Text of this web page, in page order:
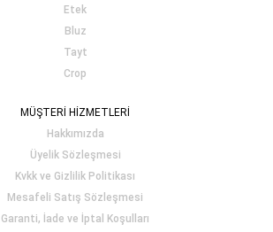
Etek
Bluz
Tayt
Crop
MÜŞTERİ HİZMETLERİ
Hakkımızda
Üyelik Sözleşmesi
Kvkk ve Gizlilik Politikası
Mesafeli Satış Sözleşmesi
Garanti, İade ve İptal Koşulları